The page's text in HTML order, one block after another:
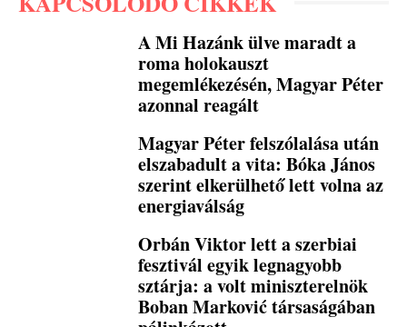
A Mi Hazánk ülve maradt a
roma holokauszt
megemlékezésén, Magyar Péter
azonnal reagált
Magyar Péter felszólalása után
elszabadult a vita: Bóka János
szerint elkerülhető lett volna az
energiaválság
Orbán Viktor lett a szerbiai
fesztivál egyik legnagyobb
sztárja: a volt miniszterelnök
Boban Marković társaságában